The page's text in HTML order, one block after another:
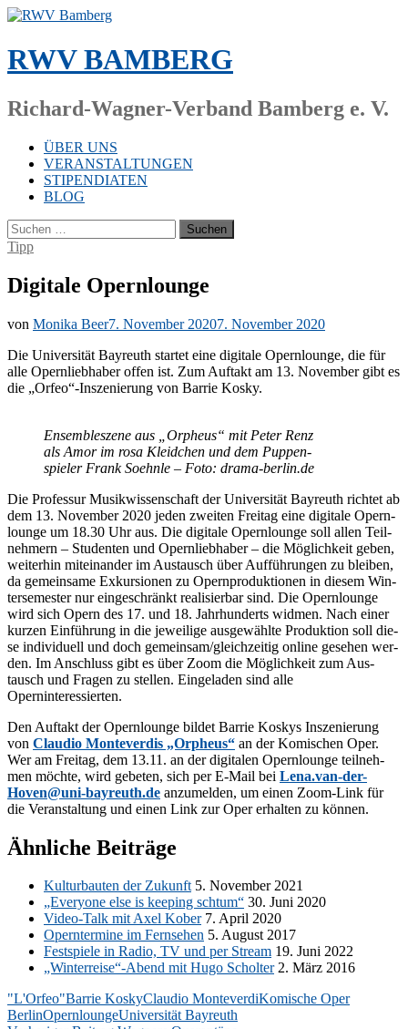
Zum
springen
RWV BAMBERG
Richard-Wagner-Verband Bamberg e. V.
ÜBER UNS
VERANSTALTUNGEN
STIPENDIATEN
BLOG
Suchen
nach:
Tipp
Digitale Opernlounge
von Monika Beer7. November 20207. November 2020
Die Uni­ver­si­tät Bay­reuth star­tet eine di­gi­ta­le Opern­lounge, die für
alle Opern­lieb­ha­ber of­fen ist. Zum Auf­takt am 13. No­vem­ber gibt es
die „Orfeo“-Inszenierung von Bar­rie Kosky.
En­sem­ble­sze­ne aus „Or­pheus“ mit Pe­ter Renz
als Amor im rosa Kleid­chen und dem Pup­pen­
spie­ler Frank Soehn­le – Foto: dra​ma​-ber​lin​.de
Die Pro­fes­sur Mu­sik­wis­sen­schaft der Uni­ver­si­tät Bay­reuth rich­tet ab
dem 13. No­vem­ber 2020 je­den zwei­ten Frei­tag eine di­gi­ta­le Opern­
lounge um 18.30 Uhr aus. Die di­gi­ta­le Opern­lounge soll al­len Teil­
neh­mern – Stu­den­ten und Opern­lieb­ha­ber – die Mög­lich­keit ge­ben,
wei­ter­hin mit­ein­an­der im Aus­tausch über Auf­füh­run­gen zu blei­ben,
da ge­mein­sa­me Ex­kur­sio­nen zu Opern­pro­duk­tio­nen in die­sem Win­
ter­se­mes­ter nur ein­ge­schränkt rea­li­sier­bar sind. Die Opern­lounge
wird sich Opern des 17. und 18. Jahr­hun­derts wid­men. Nach ei­ner
kur­zen Ein­füh­rung in die je­wei­li­ge aus­ge­wähl­te Pro­duk­ti­on soll die­
se in­di­vi­du­ell und doch gemeinsam/​gleichzeitig on­line ge­se­hen wer­
den. Im An­schluss gibt es über Zoom die Mög­lich­keit zum Aus­
tausch und Fra­gen zu stel­len. Ein­ge­la­den sind alle
Operninteressierten.
Den Auf­takt der Opern­lounge bil­det Bar­rie Kos­kys In­sze­nie­rung
von Clau­dio Mon­te­ver­dis „Or­pheus“ an der Ko­mi­schen Oper.
Wer am Frei­tag, dem 13.11. an der di­gi­ta­len Opern­lounge teil­neh­
men möch­te, wird ge­be­ten, sich per E-Mail bei Lena.van-der-
Hoven@uni-bayreuth.de an­zu­mel­den, um ei­nen Zoom-Link für
die Ver­an­stal­tung und ei­nen Link zur Oper er­hal­ten zu können.
Ähnliche Beiträge
Kul­tur­bau­ten der Zu­kunft5. No­vem­ber 2021
„Ever­yo­ne else is kee­ping schtum“ 30. Juni 2020
Vi­deo-Talk mit Axel Ko­ber7. April 2020
Opern­ter­mi­ne im Fern­se­hen 5. Au­gust 2017
Fest­spie­le in Ra­dio, TV und per Stream 19. Juni 2022
„Winterreise“-Abend mit Hugo Schol­ter2. März 2016
"L'Orfeo"Barrie KoskyClaudio MonteverdiKomische Oper
BerlinOpernloungeUniversität Bayreuth